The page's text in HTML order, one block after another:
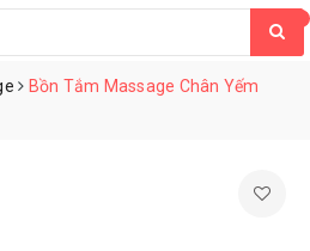
Bồn Tắm Massage Chân Yếm